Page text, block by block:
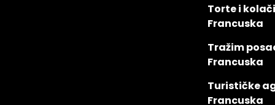
Torte i kolači
Francuska
Tražim
Francuska
Turističke
Francuska